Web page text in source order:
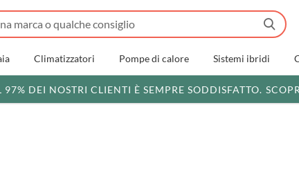
Climatizzatori Pompe di calore Sistemi ibridi
97% DEI NOSTRI CLIENTI È SEMPRE SODDISFATTO.